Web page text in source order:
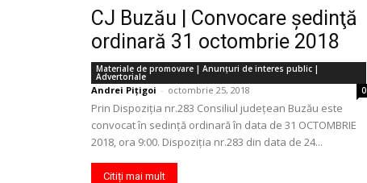
CJ Buzău | Convocare şedinţă
ordinară 31 octombrie 2018
Materiale de promovare | Anunţuri de interes public |
Advertoriale
Andrei Pițigoi - octombrie 25, 2018 0
Prin Dispoziția nr.283 Consiliul județean Buzău este
convocat în sedință ordinară în data de 31 OCTOMBRIE
2018, ora 9:00. Dispoziția nr.283 din data de 24...
Citiți mai mult